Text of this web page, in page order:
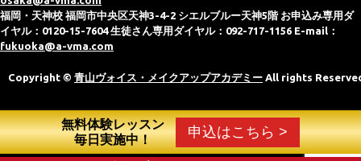
無料体験レッスン
毎日実施中！
申込はこちら >
福岡・天神校 福岡市中央区天神3-4-2 シエルブルー天神5階 お申込み専用ダ
イヤル：0120-15-7604 生徒さん専用ダイヤル：092-717-1156 E-mail：
fukuoka@a-vma.com
Copyright © 青山ヴォイス・メイクアップアカデミー All rights